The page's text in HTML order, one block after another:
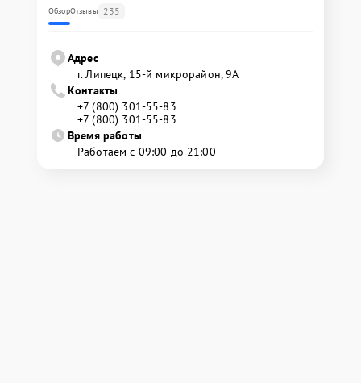
ОбзорОтзывы 235
Адрес
г. Липецк, 15-й микрорайон, 9А
Контакты
+7 (800) 301-55-83
+7 (800) 301-55-83
Время работы
Работаем с 09:00 до 21:00